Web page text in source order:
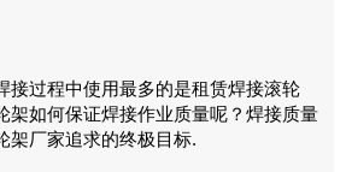
接过程中使用最多的是租赁焊接滚轮
架如何保证焊接作业质量呢？焊接质量
架厂家追求的终极目标.